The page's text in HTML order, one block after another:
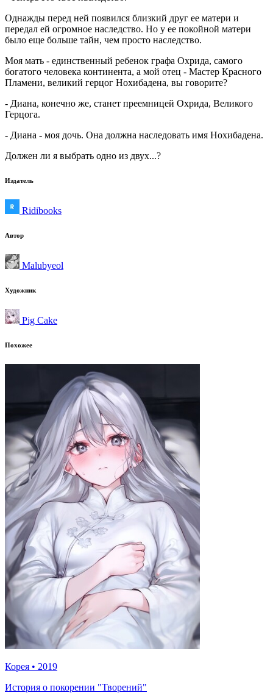
Однажды перед ней появился близкий друг ее матери и
передал ей огромное наследство. Но у ее покойной матери
было еще больше тайн, чем просто наследство.
Моя мать - единственный ребенок графа Охрида, самого
богатого человека континента, а мой отец - Мастер Красного
Пламени, великий герцог Нохибадена, вы говорите?
- Диана, конечно же, станет преемницей Охрида, Великого
Герцога.
- Диана - моя дочь. Она должна наследовать имя Нохибадена.
Должен ли я выбрать одно из двух...?
Издатель
Ridibooks
Автор
Malubyeol
Художник
Pig Cake
Похожее
Корея • 2019
История о покорении "Творений"